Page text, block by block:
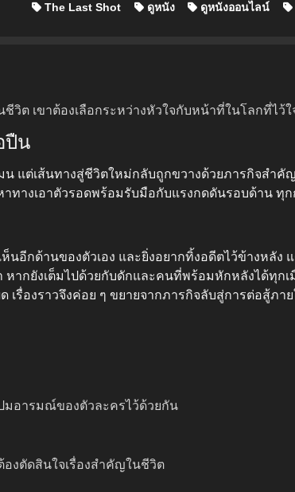
The Last Shot ดูหนัง ดูหนังออนไลน์
ต เขาต้องเลือกระหว่างหัวใจกับหน้าที่ในโลกที่ไว้ใ
ปืน
แต่เส้นทางสู่ชีวิตใหม่กลับถูกขวางด้วยภารกิจสำคั
างเอาตัวรอดพร้อมรับมือกับแรงกดดันรอบด้าน ทุก
อีกด้านของตัวเอง และยิ่งอยากทิ้งอดีตไว้ข้างหลัง
หากยังเต็มไปด้วยกับดักและคนที่พร้อมหักหลังได้ทุ
เรื่องราวจึงค่อย ๆ ขยายจากภารกิจลับสู่การต่อสู้ภ
มอารมณ์ของตัวละครไว้ด้วยกัน
งตัดสินใจเรื่องสำคัญในชีวิต